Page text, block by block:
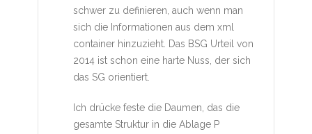
schwer zu definieren, auch wenn man
sich die Informationen aus dem xml
container hinzuzieht. Das BSG Urteil von
2014 ist schon eine harte Nuss, der sich
das SG orientiert.
Ich drücke feste die Daumen, das die
gesamte Struktur in die Ablage P